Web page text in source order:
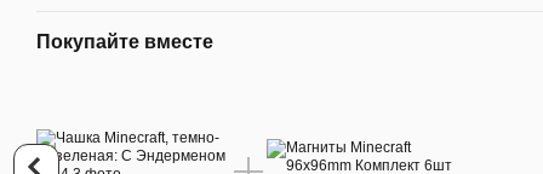
Покупайте вместе